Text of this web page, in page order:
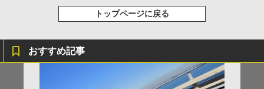
トップページに戻る
おすすめ記事